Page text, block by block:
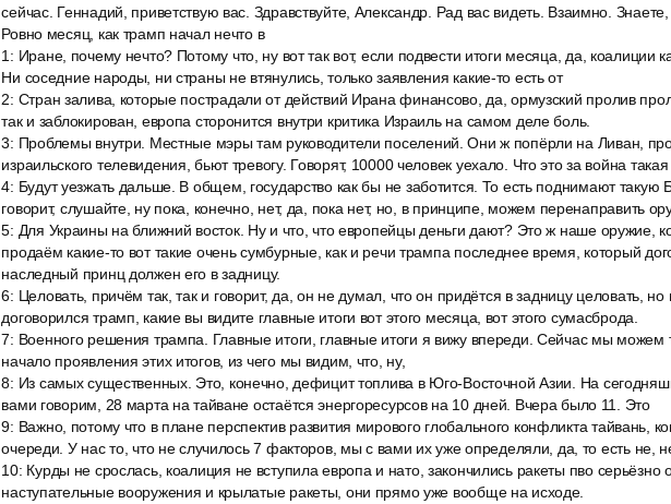
сейчас. Геннадий, приветствую вас. Здравствуйте, Александр. Рад вас видеть. Взаимно.
Ровно месяц, как трамп начал нечто в
1 : Иране, почему нечто? Потому что, ну вот так вот, если подвести итоги месяца, да, коалиции
Ни соседние народы, ни страны не втянулись, только заявления какие-то есть от
2: Стран залива, которые пострадали от действий Ирана финансово, да, ормузский пролив
так и заблокирован, европа сторонится внутри критика Израиль на самом деле боль.
3: Проблемы внутри. Местные мэры там руководители поселений. Они ж попёрли на Ливан,
израильского телевидения, бьют тревогу. Говорят, 10000 человек уехало. Что это за война такая
4: Будут уезжать дальше. В общем, государство как бы не заботится. То есть поднимают такую
говорит, слушайте, ну пока, конечно, нет, да, пока нет, но, в принципе, можем перенаправить
5: Для Украины на ближний восток. Ну и что, что европейцы деньги дают? Это ж наше оружие,
продаём какие-то вот такие очень сумбурные, как и речи трампа последнее время, который
наследный принц должен его в задницу.
6: Целовать, причём так, так и говорит, да, он не думал, что он придётся в задницу целовать, но
договорился трамп, какие вы видите главные итоги вот этого месяца, вот этого сумасброда.
7: Военного решения трампа. Главные итоги, главные итоги я вижу впереди. Сейчас мы можем
начало проявления этих итогов, из чего мы видим, что, ну,
8: Из самых существенных. Это, конечно, дефицит топлива в Юго-Восточной Азии. На
вами говорим, 28 марта на тайване остаётся энергоресурсов на 10 дней. Вчера было 11. Это
9: Важно, потому что в плане перспектив развития мирового глобального конфликта тайвань,
очереди. У нас то, что не случилось 7 факторов, мы с вами их уже определяли, да, то есть не,
10: Курды не срослась, коалиция не вступила европа и нато, закончились ракеты пво серьёзно
наступательные вооружения и крылатые ракеты, они прямо уже вообще на исходе.